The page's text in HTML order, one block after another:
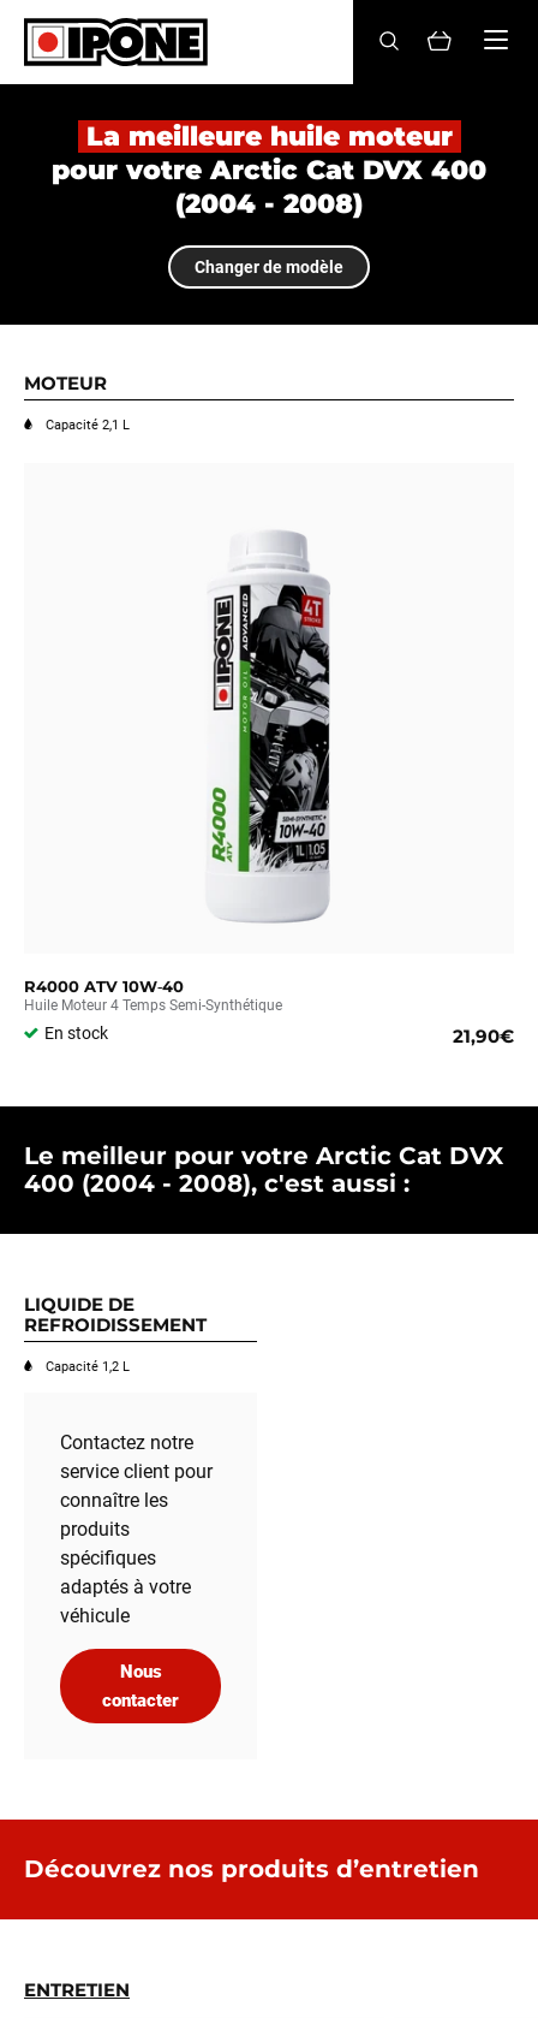
Ipone
HUILES MOTEUR
ENTRETIEN
MAINTENANCE
Revendeurs
DE BE
La meilleure huile moteur
pour votre Arctic Cat DVX 400
(2004 - 2008)
Changer de modèle
MOTEUR
Capacité 2,1 L
R4000 ATV 10W‑40
Huile Moteur 4 Temps Semi-Synthétique
En stock 21,90€
Le meilleur pour votre Arctic Cat DVX
400 (2004 - 2008), c'est aussi :
LIQUIDE DE
REFROIDISSEMENT
Capacité 1,2 L
Contactez notre
service client pour
connaître les
produits
spécifiques
adaptés à votre
véhicule
Nous
contacter
Découvrez nos produits d’entretien
ENTRETIEN